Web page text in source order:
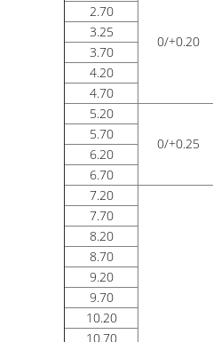
0/+0.20
2.70
3.25
3.70
4.20
4.70
5.20
0/+0.25
5.70
6.20
6.70
7.20
7.70
8.20
8.70
9.20
9.70
10.20
10.70